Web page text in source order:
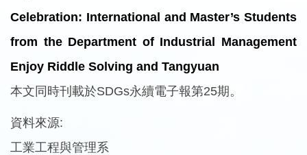
Celebration: International and Master’s Students
from the Department of Industrial Management
Enjoy Riddle Solving and Tangyuan
本文同時刊載於SDGs永續電子報第25期。
資料來源:
工業工程與管理系